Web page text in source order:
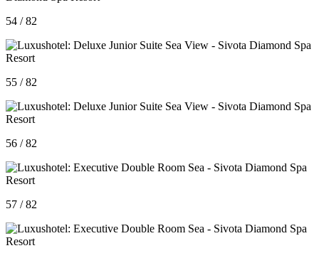
54 / 82
55 / 82
56 / 82
57 / 82